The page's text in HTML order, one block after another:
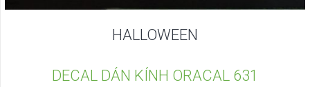
HALLOWEEN
DECAL DÁN KÍNH ORACAL 631